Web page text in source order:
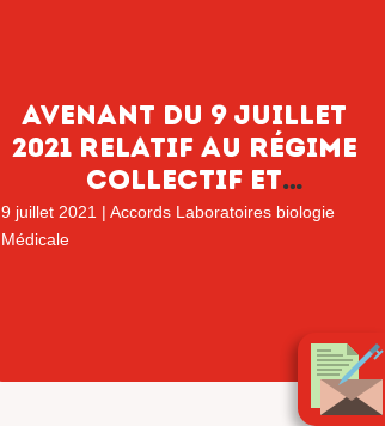
Avenant du 9 juillet
2021 relatif au régime
collectif et
obligatoire de frais
9 juillet 2021 | Accords Laboratoires biologie
Médicale